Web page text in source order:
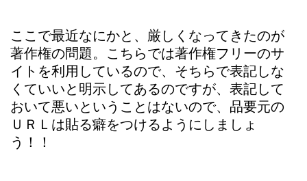
ここで最近なにかと、厳しくなってきたのが
著作権の問題。こちらでは著作権フリーのサ
イトを利用しているので、そちらで表記しな
くていいと明示してあるのですが、表記して
おいて悪いということはないので、品要元の
ＵＲＬは貼る癖をつけるようにしましょ
う！！